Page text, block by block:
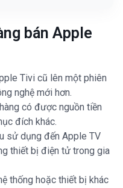
bán Apple
Tivi cũ lên một phiên
nghệ mới hơn.
có được nguồn tiền
đích khác.
sử dụng đến Apple TV
thiết bị điện tử trong gia
thống hoặc thiết bị khác